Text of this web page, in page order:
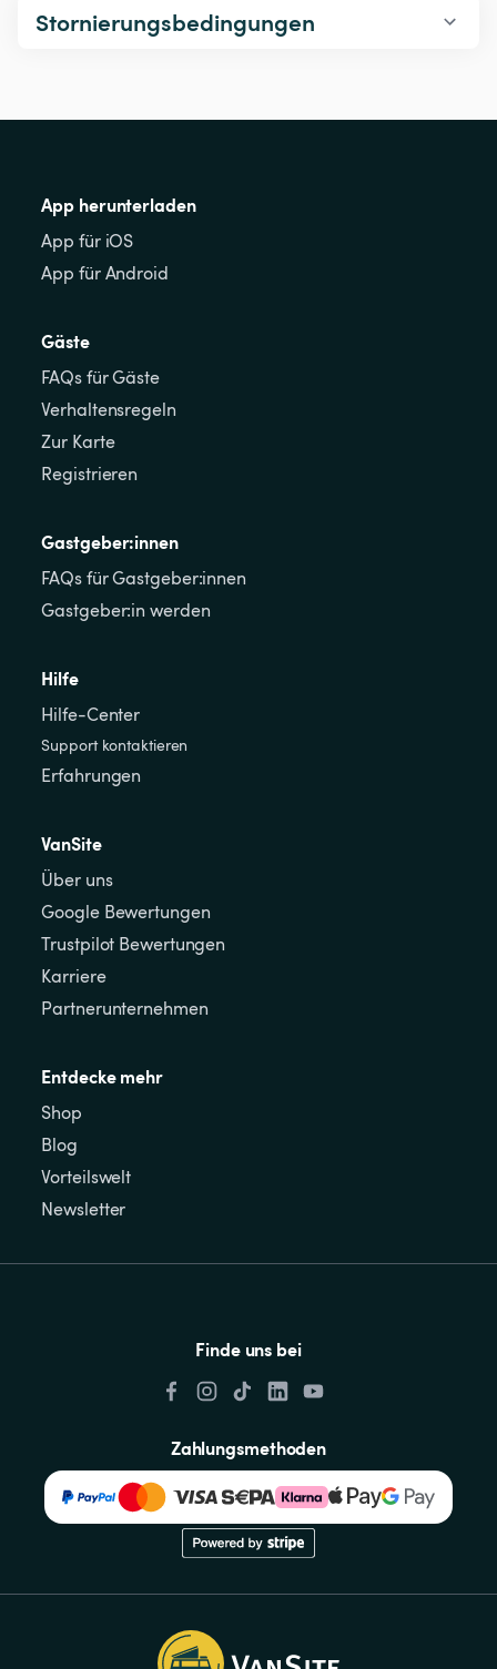
Stornierungsbedingungen
App herunterladen
App für iOS
App für Android
Gäste
FAQs für Gäste
Verhaltensregeln
Zur Karte
Registrieren
Gastgeber:innen
FAQs für Gastgeber:innen
Gastgeber:in werden
Hilfe
Hilfe-Center
Support kontaktieren
Erfahrungen
VanSite
Über uns
Google Bewertungen
Trustpilot Bewertungen
Karriere
Partnerunternehmen
Entdecke mehr
Shop
Blog
Vorteilswelt
Newsletter
Finde uns bei
Zahlungsmethoden